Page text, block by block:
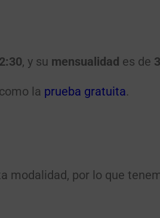
, y su mensualidad es de
la prueba gratuita.
modalidad, por lo que